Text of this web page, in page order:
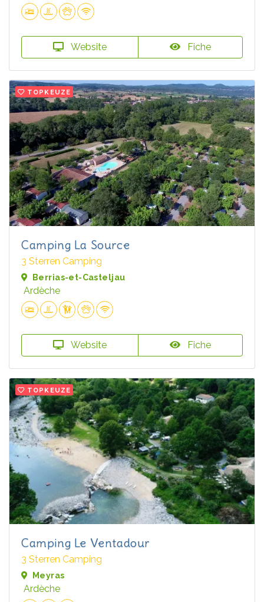
Website Fiche
TOPKEUZE
Camping La Source
3 Sterren Camping
Berrias-et-Casteljau
Ardèche
Website Fiche
TOPKEUZE
Camping Le Ventadour
3 Sterren Camping
Meyras
Ardèche